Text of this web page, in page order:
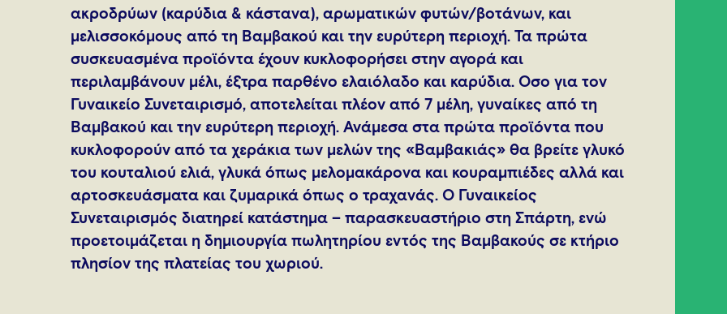
ακροδρύων (καρύδια & κάστανα), αρωματικών φυτών/βοτάνων, και
μελισσοκόμους από τη Βαμβακού και την ευρύτερη περιοχή. Τα πρώτα
συσκευασμένα προϊόντα έχουν κυκλοφορήσει στην αγορά και
περιλαμβάνουν μέλι, έξτρα παρθένο ελαιόλαδο και καρύδια. Όσο για τον
Γυναικείο Συνεταιρισμό, αποτελείται πλέον από 7 μέλη, γυναίκες από τη
Βαμβακού και την ευρύτερη περιοχή. Ανάμεσα στα πρώτα προϊόντα που
κυκλοφορούν από τα χεράκια των μελών της «Βαμβακιάς» θα βρείτε γλυκό
του κουταλιού ελιά, γλυκά όπως μελομακάρονα και κουραμπιέδες αλλά και
αρτοσκευάσματα και ζυμαρικά όπως ο τραχανάς. Ο Γυναικείος
Συνεταιρισμός διατηρεί κατάστημα – παρασκευαστήριο στη Σπάρτη, ενώ
προετοιμάζεται η δημιουργία πωλητηρίου εντός της Βαμβακούς σε κτήριο
πλησίον της πλατείας του χωριού.